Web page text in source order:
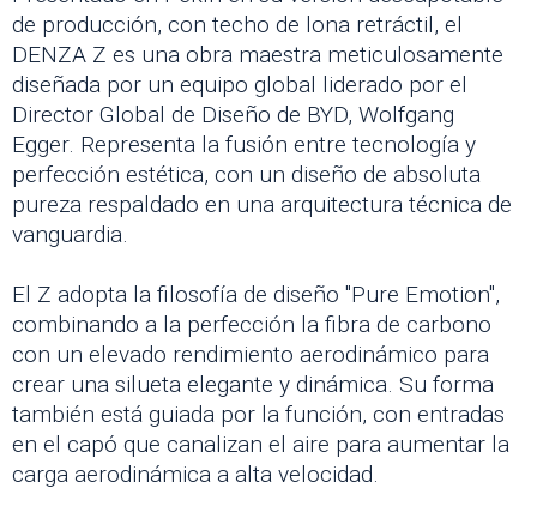
de producción, con techo de lona retráctil, el
DENZA Z es una obra maestra meticulosamente
diseñada por un equipo global liderado por el
Director Global de Diseño de BYD, Wolfgang
Egger. Representa la fusión entre tecnología y
perfección estética, con un diseño de absoluta
pureza respaldado en una arquitectura técnica de
vanguardia.
El Z adopta la filosofía de diseño "Pure Emotion",
combinando a la perfección la fibra de carbono
con un elevado rendimiento aerodinámico para
crear una silueta elegante y dinámica. Su forma
también está guiada por la función, con entradas
en el capó que canalizan el aire para aumentar la
carga aerodinámica a alta velocidad.